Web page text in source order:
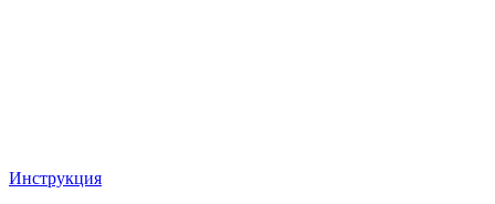
Инструкция